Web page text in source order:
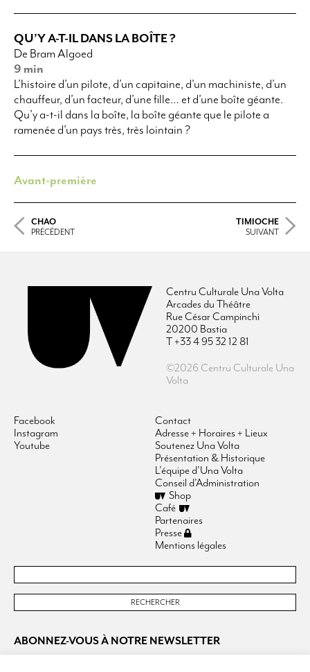
QU’Y A-T-IL DANS LA BOÎTE ?
De Bram Algoed
9 min
L’histoire d’un pilote, d’un capitaine, d’un machiniste, d’un
chauffeur, d’un facteur, d’une fille… et d’une boîte géante.
Qu’y a-t-il dans la boîte, la boîte géante que le pilote a
ramenée d’un pays très, très lointain ?
Avant-première
CHAO
PRÉCÉDENT
TIMIOCHE
SUIVANT
Centru Culturale Una Volta
Arcades du Théâtre
Rue César Campinchi
20200 Bastia
T +33 4 95 32 12 81
©2026 Centru Culturale Una
Volta
Facebook
Instagram
Youtube
Contact
Adresse + Horaires + Lieux
Soutenez Una Volta
Présentation & Historique
L’équipe d’Una Volta
Conseil d’Administration
Shop
Café
Partenaires
Presse
Mentions légales
ABONNEZ-VOUS À NOTRE NEWSLETTER